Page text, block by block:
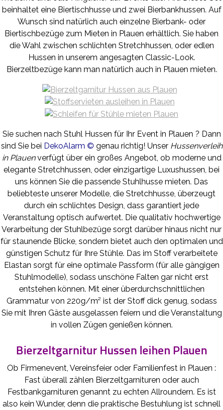
beinhaltet eine Biertischhusse und zwei Bierbankhussen. Auf
Wunsch sind natürlich auch einzelne Bierbank- oder
Biertischbezüge zum Mieten in Plauen erhältlich. Sie haben
die Wahl zwischen schlichten Stretchhussen, oder edlen
Hussen in unserem angesagten Classic-Look.
Bierzeltbezüge kann man natürlich auch in Plauen mieten.
Sie suchen nach Stuhl Hussen für Ihr Event in Plauen ? Dann
sind Sie bei DekoAlarm © genau richtig! Unser Hussenverleih
in Plauenverfügt über ein großes Angebot, ob moderne und
elegante Stretchhussen, oder einzigartige Luxushussen, bei
uns können Sie die passende Stuhlhusse mieten. Das
beliebteste unserer Modelle, die Stretchhusse, überzeugt
durch ein schlichtes Design, dass garantiert jede
Veranstaltung optisch aufwertet. Die qualitativ hochwertige
Verarbeitung der Stuhlbezüge sorgt darüber hinaus nicht nur
für staunende Blicke, sondern bietet auch den optimalen und
günstigen Schutz für Ihre Stühle. Das im Stoff verarbeitete
Elastan sorgt für eine optimale Passform (für alle gängigen
Stuhlmodelle), sodass unschöne Falten gar nicht erst
entstehen können. Mit einer überdurchschnittlichen
Grammatur von 220g/m² ist der Stoff dick genug, sodass
Sie mit Ihren Gäste ausgelassen feiern und die Veranstaltung
in vollen Zügen genießen können.
Bierzeltgarnitur Hussen leihen Plauen
Ob Firmenevent, Vereinsfeier oder Familienfest in Plauen :
Fast überall zählen Bierzeltgarnituren oder auch
Festbankgarnituren genannt zu echten Allroundern. Es ist
also kein Wunder, denn die praktische Bestuhlung ist schnell